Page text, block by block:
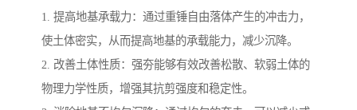
1. 提高地基承载力：通过重锤自由落体产生的冲击力，
使土体密实，从而提高地基的承载能力，减少沉降。
2. 改善土体性质：强夯能够有效改善松散、软弱土体的
物理力学性质，增强其抗剪强度和稳定性。